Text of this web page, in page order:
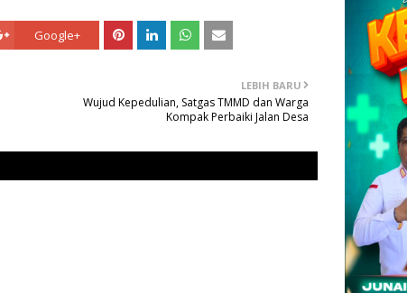
Google+
LEBIH BARU
Wujud Kepedulian, Satgas TMMD dan Warga
Kompak Perbaiki Jalan Desa